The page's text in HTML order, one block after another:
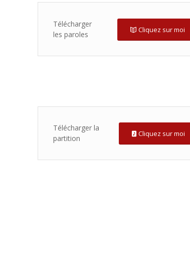
Télécharger
les paroles
Cliquez sur moi
Télécharger la
partition
Cliquez sur moi